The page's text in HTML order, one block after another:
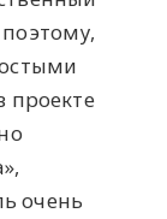
проекте
очень